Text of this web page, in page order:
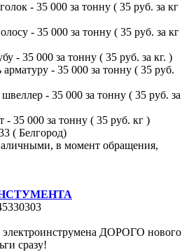
- 35 000 за тонну ( 35 руб. за кг
- 35 000 за тонну ( 35 руб. за кг
- 35 000 за тонну ( 35 руб. за кг. )
- 35 000 за тонну ( 35 руб.
- 35 000 за тонну ( 35 руб. за
- 35 000 за тонну ( 35 руб. кг )
( Белгород)
в момент обращения,
ДОРОГО нового
сразу!